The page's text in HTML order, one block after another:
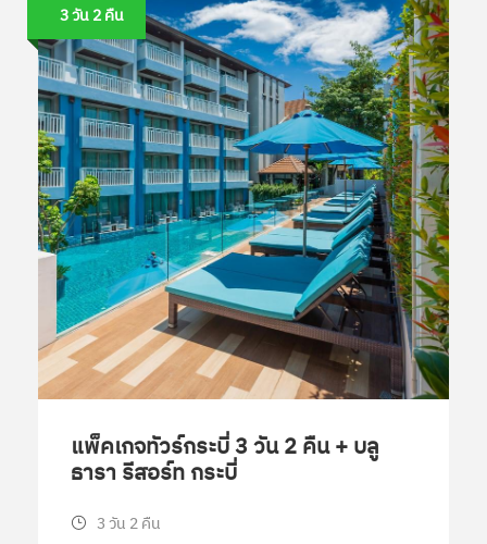
3 วัน 2 คืน
แพ็คเกจทัวร์กระบี่ 3 วัน 2 คืน + บลู
ธารา รีสอร์ท กระบี่
3 วัน 2 คืน